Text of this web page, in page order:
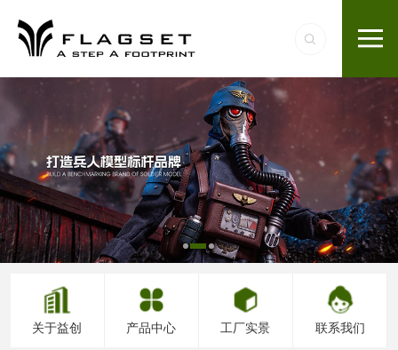
关于益创 产品中心 工厂实景 联系我们